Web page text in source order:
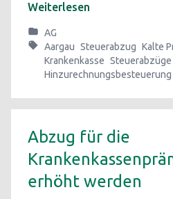
Weiterlesen
AG
Aargau Steuerabzug Kalte
Krankenkasse Steuerabzüge
Hinzurechnungsbesteuerung
Abzug für die
erhöht werden